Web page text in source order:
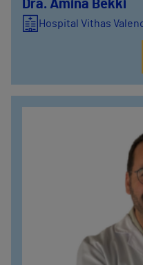
Dra. Amina Bekki
Hospital Vithas